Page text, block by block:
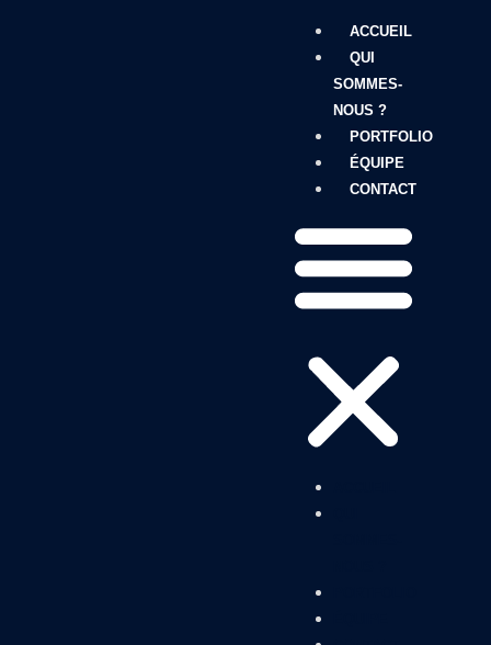
ACCUEIL
QUI
SOMMES-
NOUS ?
PORTFOLIO
ÉQUIPE
CONTACT